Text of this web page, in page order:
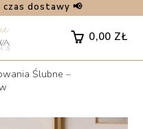
czas dostawy 📢
0,00 ZŁ
Ślubne –